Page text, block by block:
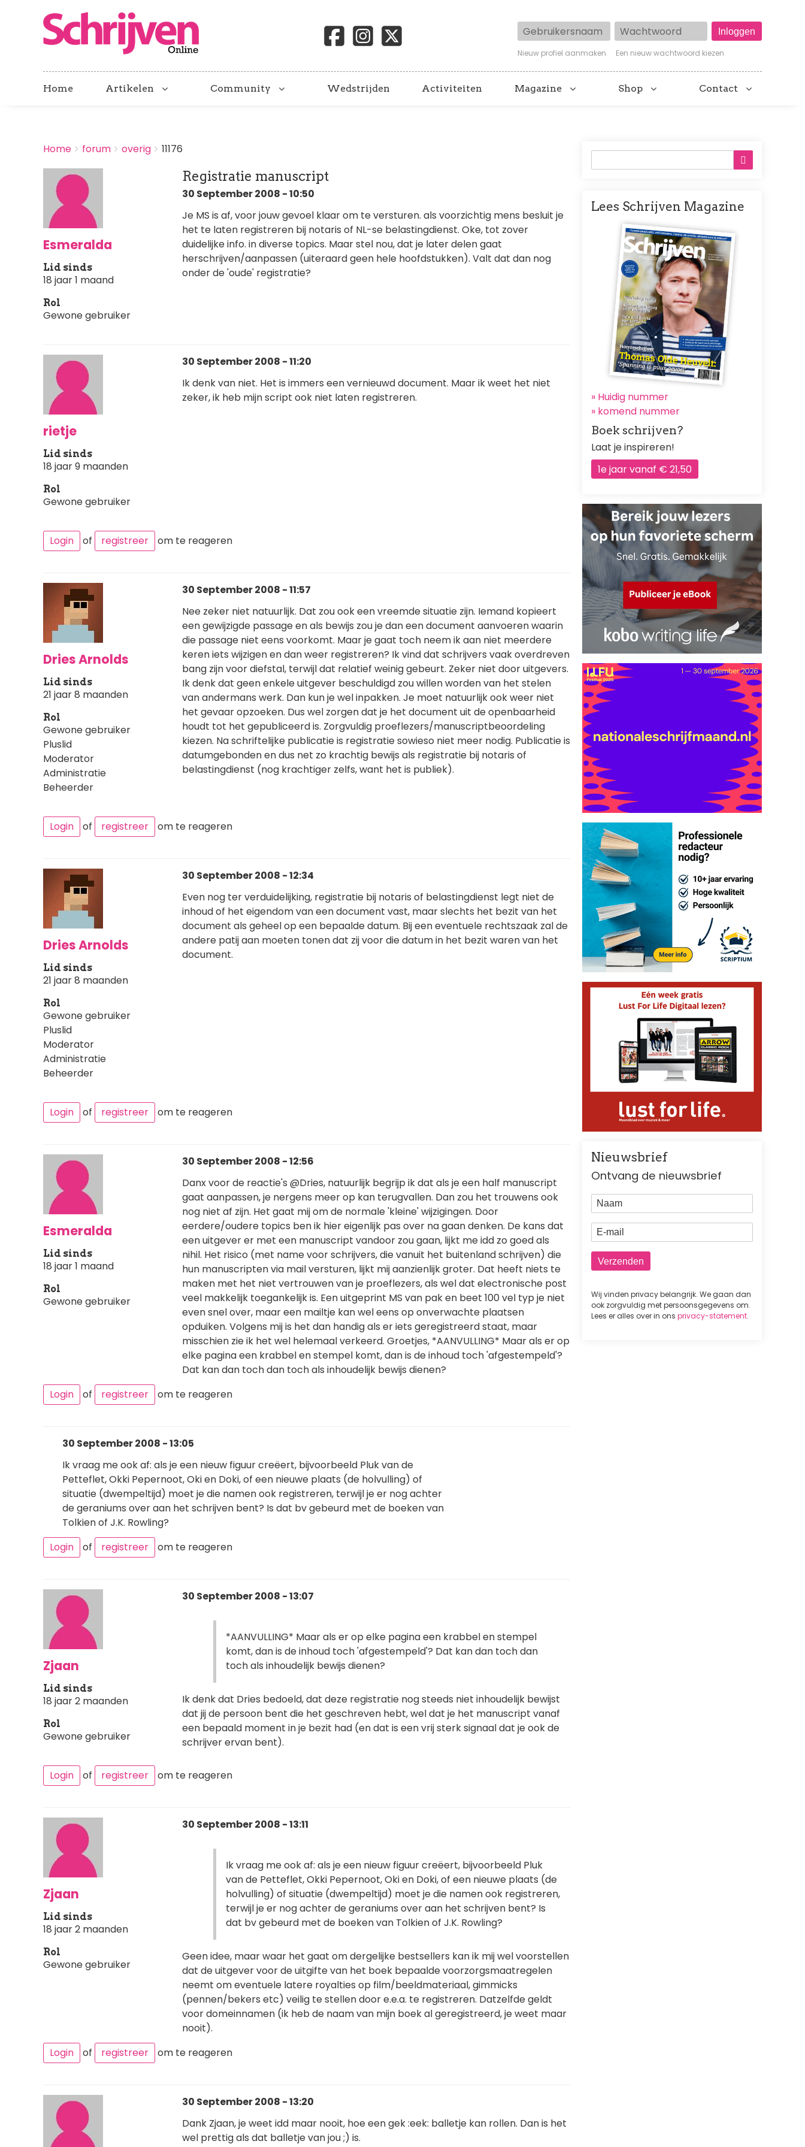
Gebruikersnaam Wachtwoord
Nieuw profiel aanmaken Een nieuw wachtwoord kiezen
Home Artikelen Community Wedstrijden Activiteiten Magazine Shop Contact
BREADCRUMBS
You
here:
Home forum overig 11176
Esmeralda
Lid sinds
18 jaar 1 maand
Rol
Gewone gebruiker
Registratie manuscript
30 September 2008 - 10:50
Je MS is af, voor jouw gevoel klaar om te versturen. als voorzichtig mens besluit je
het te laten registreren bij notaris of NL-se belastingdienst. Oke, tot zover
duidelijke info. in diverse topics. Maar stel nou, dat je later delen gaat
herschrijven/aanpassen (uiteraard geen hele hoofdstukken). Valt dat dan nog
onder de 'oude' registratie?
rietje
Lid sinds
18 jaar 9 maanden
Rol
Gewone gebruiker
30 September 2008 - 11:20
Ik denk van niet. Het is immers een vernieuwd document. Maar ik weet het niet
zeker, ik heb mijn script ook niet laten registreren.
Login of registreer om te reageren
Dries Arnolds
Lid sinds
21 jaar 8 maanden
Rol
Gewone gebruiker
Pluslid
Moderator
Administratie
Beheerder
30 September 2008 - 11:57
Nee zeker niet natuurlijk. Dat zou ook een vreemde situatie zijn. Iemand kopieert
een gewijzigde passage en als bewijs zou je dan een document aanvoeren waarin
die passage niet eens voorkomt. Maar je gaat toch neem ik aan niet meerdere
keren iets wijzigen en dan weer registreren? Ik vind dat schrijvers vaak overdreven
bang zijn voor diefstal, terwijl dat relatief weinig gebeurt. Zeker niet door uitgevers.
Ik denk dat geen enkele uitgever beschuldigd zou willen worden van het stelen
van andermans werk. Dan kun je wel inpakken. Je moet natuurlijk ook weer niet
het gevaar opzoeken. Dus wel zorgen dat je het document uit de openbaarheid
houdt tot het gepubliceerd is. Zorgvuldig proeflezers/manuscriptbeoordeling
kiezen. Na schriftelijke publicatie is registratie sowieso niet meer nodig. Publicatie is
datumgebonden en dus net zo krachtig bewijs als registratie bij notaris of
belastingdienst (nog krachtiger zelfs, want het is publiek).
Login of registreer om te reageren
Dries Arnolds
Lid sinds
21 jaar 8 maanden
Rol
Gewone gebruiker
Pluslid
Moderator
Administratie
Beheerder
30 September 2008 - 12:34
Even nog ter verduidelijking, registratie bij notaris of belastingdienst legt niet de
inhoud of het eigendom van een document vast, maar slechts het bezit van het
document als geheel op een bepaalde datum. Bij een eventuele rechtszaak zal de
andere patij aan moeten tonen dat zij voor die datum in het bezit waren van het
document.
Login of registreer om te reageren
Esmeralda
Lid sinds
18 jaar 1 maand
Rol
Gewone gebruiker
30 September 2008 - 12:56
Danx voor de reactie's @Dries, natuurlijk begrijp ik dat als je een half manuscript
gaat aanpassen, je nergens meer op kan terugvallen. Dan zou het trouwens ook
nog niet af zijn. Het gaat mij om de normale 'kleine' wijzigingen. Door
eerdere/oudere topics ben ik hier eigenlijk pas over na gaan denken. De kans dat
een uitgever er met een manuscript vandoor zou gaan, lijkt me idd zo goed als
nihil. Het risico (met name voor schrijvers, die vanuit het buitenland schrijven) die
hun manuscripten via mail versturen, lijkt mij aanzienlijk groter. Dat heeft niets te
maken met het niet vertrouwen van je proeflezers, als wel dat electronische post
veel makkelijk toegankelijk is. Een uitgeprint MS van pak en beet 100 vel typ je niet
even snel over, maar een mailtje kan wel eens op onverwachte plaatsen
opduiken. Volgens mij is het dan handig als er iets geregistreerd staat, maar
misschien zie ik het wel helemaal verkeerd. Groetjes, *AANVULLING* Maar als er op
elke pagina een krabbel en stempel komt, dan is de inhoud toch 'afgestempeld'?
Dat kan dan toch dan toch als inhoudelijk bewijs dienen?
Login
of registreer om te reageren
30 September 2008 - 13:05
Ik vraag me ook af: als je een nieuw figuur creëert, bijvoorbeeld Pluk van de
Petteflet, Okki Pepernoot, Oki en Doki, of een nieuwe plaats (de holvulling) of
situatie (dwempeltijd) moet je die namen ook registreren, terwijl je er nog achter
de geraniums over aan het schrijven bent? Is dat bv gebeurd met de boeken van
Tolkien of J.K. Rowling?
Login
of registreer om te reageren
Zjaan
Lid sinds
18 jaar 2 maanden
Rol
Gewone gebruiker
30 September 2008 - 13:07
*AANVULLING* Maar als er op elke pagina een krabbel en stempel
komt, dan is de inhoud toch 'afgestempeld'? Dat kan dan toch dan
toch als inhoudelijk bewijs dienen?
Ik denk dat Dries bedoeld, dat deze registratie nog steeds niet inhoudelijk bewijst
dat jij de persoon bent die het geschreven hebt, wel dat je het manuscript vanaf
een bepaald moment in je bezit had (en dat is een vrij sterk signaal dat je ook de
schrijver ervan bent).
Login of registreer om te reageren
Zjaan
Lid sinds
18 jaar 2 maanden
Rol
Gewone gebruiker
30 September 2008 - 13:11
Ik vraag me ook af: als je een nieuw figuur creëert, bijvoorbeeld Pluk
van de Petteflet, Okki Pepernoot, Oki en Doki, of een nieuwe plaats (de
holvulling) of situatie (dwempeltijd) moet je die namen ook registreren,
terwijl je er nog achter de geraniums over aan het schrijven bent? Is
dat bv gebeurd met de boeken van Tolkien of J.K. Rowling?
Geen idee, maar waar het gaat om dergelijke bestsellers kan ik mij wel voorstellen
dat de uitgever voor de uitgifte van het boek bepaalde voorzorgsmaatregelen
neemt om eventuele latere royalties op film/beeldmateriaal, gimmicks
(pennen/bekers etc) veilig te stellen door e.e.a. te registreren. Datzelfde geldt
voor domeinnamen (ik heb de naam van mijn boek al geregistreerd, je weet maar
nooit).
Login
of registreer om te reageren
30 September 2008 - 13:20
Dank Zjaan, je weet idd maar nooit, hoe een gek :eek: balletje kan rollen. Dan is het
wel prettig als dat balletje van jou ;) is.
Lees Schrijven Magazine
Afbeelding
» Huidig nummer
» komend nummer
Boek schrijven?
Laat je inspireren!
1e jaar vanaf € 21,50
Nieuwsbrief
Ontvang de nieuwsbrief
Naam
E-mail
Wij vinden privacy belangrijk. We gaan dan
ook zorgvuldig met persoonsgegevens om.
Lees er alles over in ons privacy-statement.